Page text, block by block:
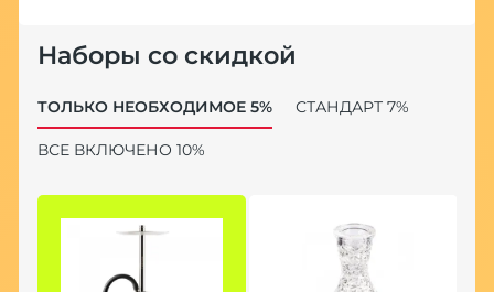
Наборы со скидкой
ТОЛЬКО НЕОБХОДИМОЕ 5% СТАНДАРТ 7%
ВСЕ ВКЛЮЧЕНО 10%